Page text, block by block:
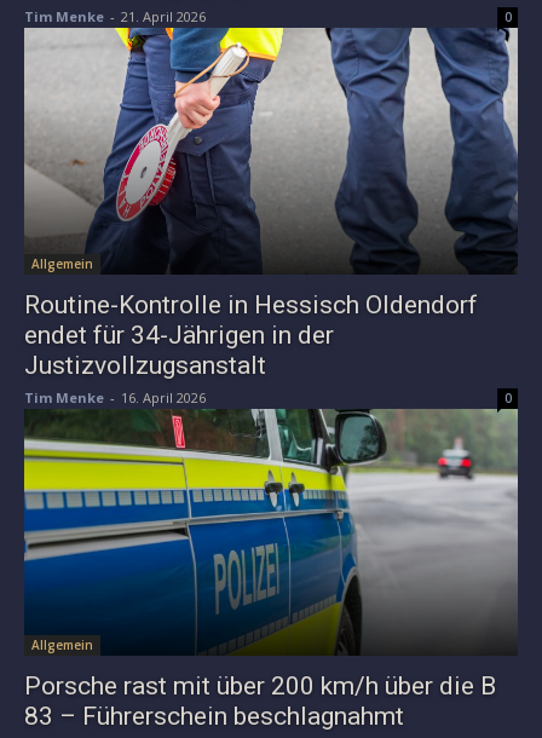
Tim Menke - 21. April 2026 0
Allgemein
Routine-Kontrolle in Hessisch Oldendorf
endet für 34-Jährigen in der
Justizvollzugsanstalt
Tim Menke - 16. April 2026 0
Allgemein
Porsche rast mit über 200 km/h über die B
83 – Führerschein beschlagnahmt